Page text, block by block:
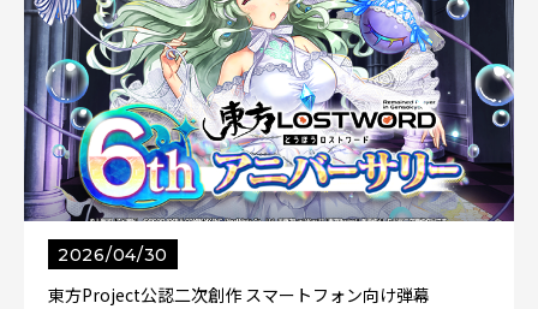
2026/04/30
東方Project公認二次創作 スマートフォン向け弾幕